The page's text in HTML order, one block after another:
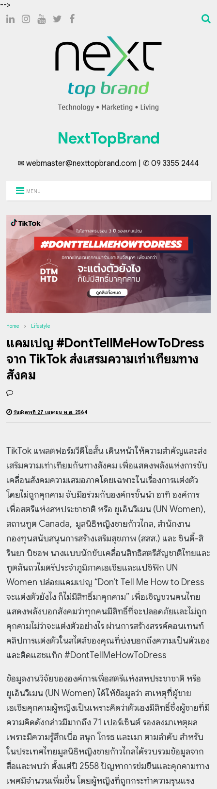
-->
NextTopBrand
✉ webmaster@nexttopbrand.com | ✆ 09 3355 2444
MENU
Home Lifestyle
แคมเปญ #DontTellMeHowToDress
จาก TikTok ส่งเสริมความเท่าเทียมทาง
สังคม
วันอังคารที่ 27 เมษายน พ.ศ. 2564
TikTok แพลตฟอร์มวีดีโอสั้น เดินหน้าให้ความสำคัญและส่ง
เสริมความเท่าเทียมกันทางสังคม เพื่อแสดงพลังแห่งการขับ
เคลื่อนสังคมความเสมอภาคโดยเฉพาะในเรื่องการแต่งตัว
โดยไม่ถูกคุกคาม จับมือร่วมกับองค์กรชั้นนำ อาทิ องค์การ
เพื่อสตรีแห่งสหประชาชาติ หรือ ยูเอ็นวีเมน (UN Women),
สถานทูต Canada, มูลนิธิหญิงชายก้าวไกล, สำนักงาน
กองทุนสนับสนุนการสร้างเสริมสุขภาพ (สสส.) และ ซินดี้-สิ
รินยา บิชอพ นางแบบนักขับเคลื่อนสิทธิสตรีสัญชาติไทยและ
ทูตสันถวไมตรีประจำภูมิภาคเอเชียและแปซิฟิก UN
Women ปล่อยแคมเปญ “Don’t Tell Me How to Dress
จะแต่งตัวยังไง ก็ไม่มีสิทธิ์มาคุกคาม” เพื่อเชิญชวนคนไทย
แสดงพลังบอกสังคมว่าทุกคนมีสิทธิ์ที่จะปลอดภัยและไม่ถูก
คุกคามไม่ว่าจะแต่งตัวอย่างไร ผ่านการสร้างสรรค์คอนเทนท์
คลิปการแต่งตัวในสไตล์ของคุณที่บ่งบอกถึงความเป็นตัวเอง
และติดแฮชแท็ก #DontTellMeHowToDress
ข้อมูลงานวิจัยขององค์การเพื่อสตรีแห่งสหประชาชาติ หรือ
ยูเอ็นวีเมน (UN Women) ได้ให้ข้อมูลว่า สาเหตุที่ผู้ชาย
เอเชียคุกคามผู้หญิงเป็นเพราะคิดว่าตัวเองมีสิทธิ์ซึ่งผู้ชายที่มี
ความคิดดังกล่าวมีมากถึง 71 เปอร์เซ็นต์ รองลงมาเหตุผล
เพราะมีความรู้สึกเบื่อ สนุก โกรธ และเมา ตามลำดับ สำหรับ
ในประเทศไทยมูลนิธิหญิงชายก้าวไกลได้รวบรวมข้อมูลจาก
สื่อและพบว่า ตั้งแต่ปี 2558 ปัญหาการข่มขืนและคุกคามทาง
เพศมีจำนวนเพิ่มขึ้น โดยผู้หญิงที่ถูกกระทำความรุนแรง